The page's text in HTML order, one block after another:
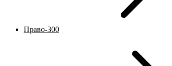
Право-300